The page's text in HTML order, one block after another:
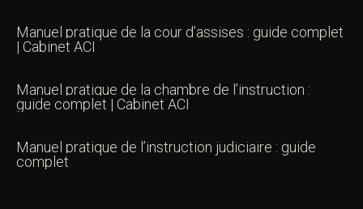
Manuel pratique de la cour d’assises : guide complet
| Cabinet ACI
Manuel pratique de la chambre de l’instruction :
guide complet | Cabinet ACI
Manuel pratique de l’instruction judiciaire : guide
complet